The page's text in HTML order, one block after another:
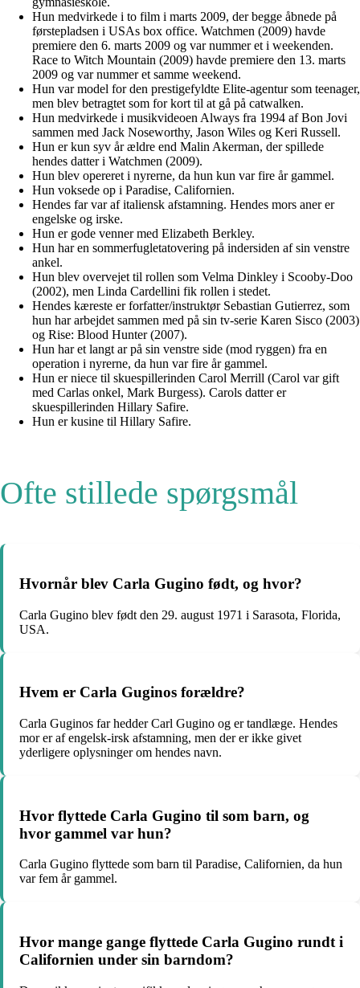
Hun medvirkede i to film i marts 2009, der begge åbnede på
førstepladsen i USAs box office. Watchmen (2009) havde
premiere den 6. marts 2009 og var nummer et i weekenden.
Race to Witch Mountain (2009) havde premiere den 13. marts
2009 og var nummer et samme weekend.
Hun var model for den prestigefyldte Elite-agentur som teenager,
men blev betragtet som for kort til at gå på catwalken.
Hun medvirkede i musikvideoen Always fra 1994 af Bon Jovi
sammen med Jack Noseworthy, Jason Wiles og Keri Russell.
Hun er kun syv år ældre end Malin Akerman, der spillede
hendes datter i Watchmen (2009).
Hun blev opereret i nyrerne, da hun kun var fire år gammel.
Hun voksede op i Paradise, Californien.
Hendes far var af italiensk afstamning. Hendes mors aner er
engelske og irske.
Hun er gode venner med Elizabeth Berkley.
Hun har en sommerfugletatovering på indersiden af sin venstre
ankel.
Hun blev overvejet til rollen som Velma Dinkley i Scooby-Doo
(2002), men Linda Cardellini fik rollen i stedet.
Hendes kæreste er forfatter/instruktør Sebastian Gutierrez, som
hun har arbejdet sammen med på sin tv-serie Karen Sisco (2003)
og Rise: Blood Hunter (2007).
Hun har et langt ar på sin venstre side (mod ryggen) fra en
operation i nyrerne, da hun var fire år gammel.
Hun er niece til skuespillerinden Carol Merrill (Carol var gift
med Carlas onkel, Mark Burgess). Carols datter er
skuespillerinden Hillary Safire.
Hun er kusine til Hillary Safire.
Ofte stillede spørgsmål
Hvornår blev Carla Gugino født, og hvor?
Carla Gugino blev født den 29. august 1971 i Sarasota, Florida,
USA.
Hvem er Carla Guginos forældre?
Carla Guginos far hedder Carl Gugino og er tandlæge. Hendes
mor er af engelsk-irsk afstamning, men der er ikke givet
yderligere oplysninger om hendes navn.
Hvor flyttede Carla Gugino til som barn, og
hvor gammel var hun?
Carla Gugino flyttede som barn til Paradise, Californien, da hun
var fem år gammel.
Hvor mange gange flyttede Carla Gugino rundt i
Californien under sin barndom?